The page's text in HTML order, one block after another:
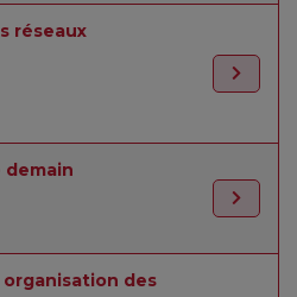
réseaux
demain
organisation des